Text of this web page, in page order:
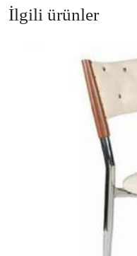
İlgili ürünler